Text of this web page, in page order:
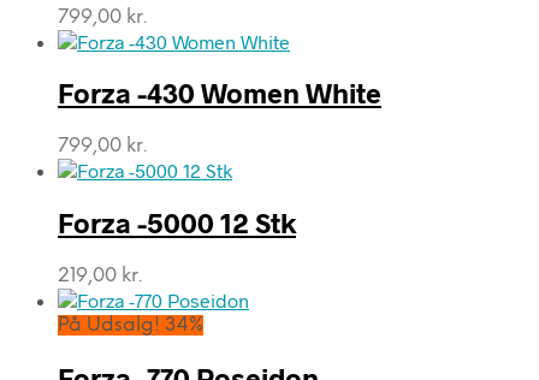
799,00 kr.
Forza -430 Women White
799,00 kr.
Forza -5000 12 Stk
219,00 kr.
På Udsalg! 34%